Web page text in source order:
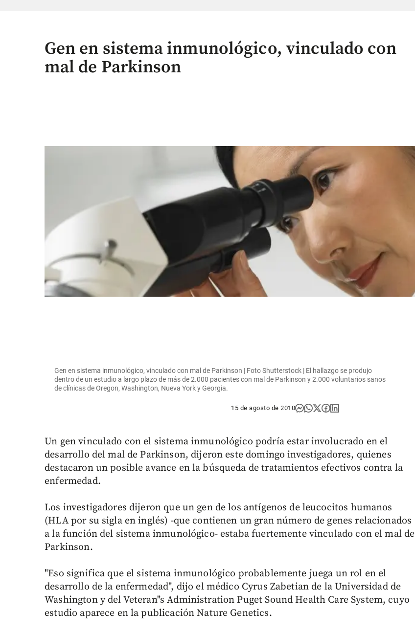
Gen en sistema inmunológico, vinculado con
mal de Parkinson
Gen en sistema inmunológico, vinculado con mal de Parkinson | Foto Shutterstock | El hallazgo se produjo
dentro de un estudio a largo plazo de más de 2.000 pacientes con mal de Parkinson y 2.000 voluntarios sanos
de clínicas de Oregon, Washington, Nueva York y Georgia.
15 de agosto de 2010
Un gen vinculado con el sistema inmunológico podría estar involucrado en el
desarrollo del mal de Parkinson, dijeron este domingo investigadores, quienes
destacaron un posible avance en la búsqueda de tratamientos efectivos contra la
enfermedad.
Los investigadores dijeron que un gen de los antígenos de leucocitos humanos
(HLA por su sigla en inglés) -que contienen un gran número de genes relacionados
a la función del sistema inmunológico- estaba fuertemente vinculado con el mal de
Parkinson.
"Eso significa que el sistema inmunológico probablemente juega un rol en el
desarrollo de la enfermedad", dijo el médico Cyrus Zabetian de la Universidad de
Washington y del Veteran"s Administration Puget Sound Health Care System, cuyo
estudio aparece en la publicación Nature Genetics.